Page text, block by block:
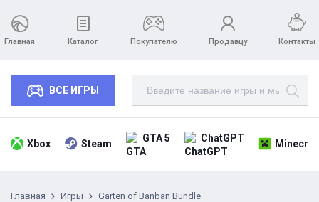
Главная Каталог Покупателю Продавцу Контакты
ВСЕ ИГРЫ
Xbox Steam GTA 5 ChatGPT
Главная Игры Garten of Banban Bundle